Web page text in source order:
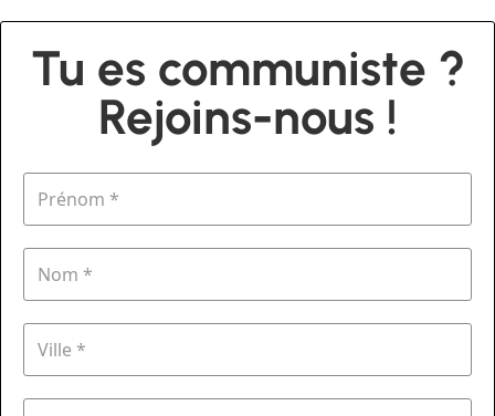
Tu es communiste ?
Rejoins-nous !